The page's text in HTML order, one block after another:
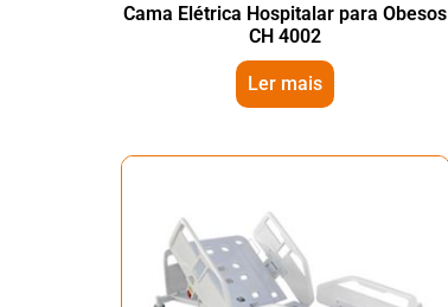
Cama Elétrica Hospitalar para Obesos
CH 4002
Ler mais